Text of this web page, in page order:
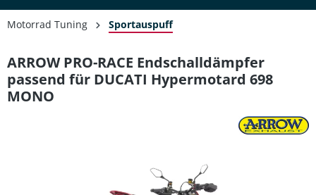
Motorrad Tuning Sportauspuff
ARROW PRO-RACE Endschalldämpfer
passend für DUCATI Hypermotard 698
MONO